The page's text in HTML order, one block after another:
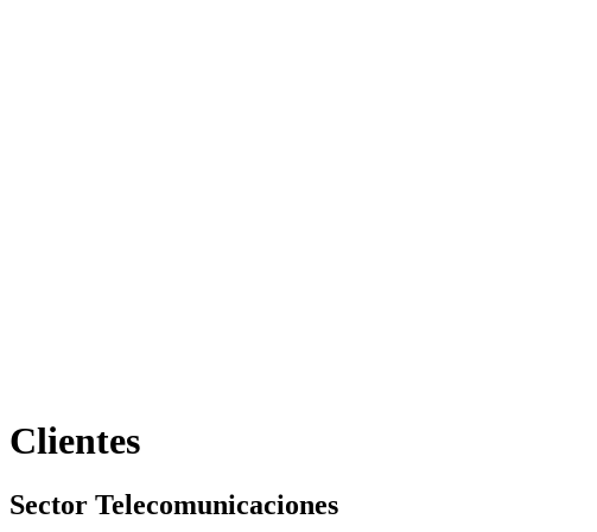
Clientes
Sector Telecomunicaciones